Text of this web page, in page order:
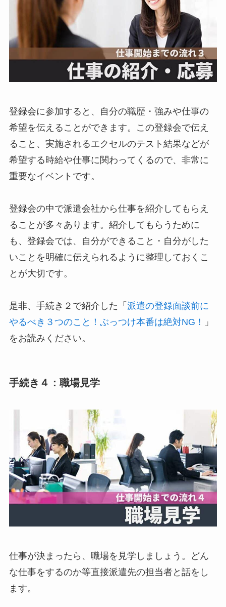
登録会に参加すると、自分の職歴・強みや仕事の
希望を伝えることができます。この登録会で伝え
ること、実施されるエクセルのテスト結果などが
希望する時給や仕事に関わってくるので、非常に
重要なイベントです。
登録会の中で派遣会社から仕事を紹介してもらえ
ることが多々あります。紹介してもらうために
も、登録会では、自分ができること・自分がした
いことを明確に伝えられるように整理しておくこ
とが大切です。
是非、手続き２で紹介した「 派遣の登録面談前に
やるべき３つのこと！ぶっつけ本番は絶対NG！
」
をお読みください。
手続き４：職場見学
仕事が決まったら、職場を見学しましょう。どん
な仕事をするのか等直接派遣先の担当者と話をし
ます。